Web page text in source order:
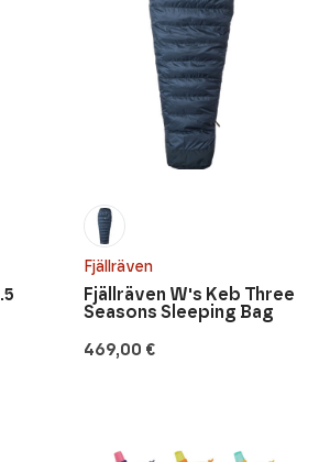
Fjällräven
469,00 €
Fjällräven W's Keb Three
Seasons Sleeping Bag